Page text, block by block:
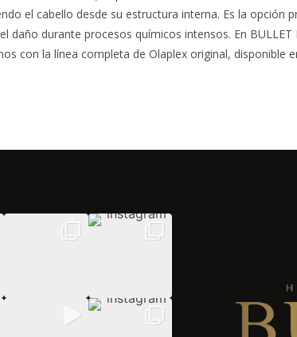
el cabello desde su estructura interna. Es la opción
daño durante procesos químicos intensos. En BULLET
con la línea completa de Olaplex original, disponible